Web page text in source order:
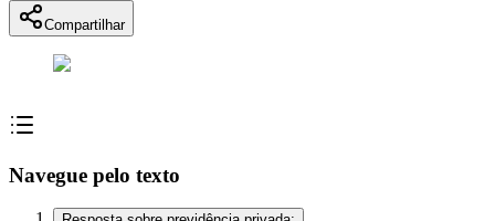
Compartilhar
Navegue pelo texto